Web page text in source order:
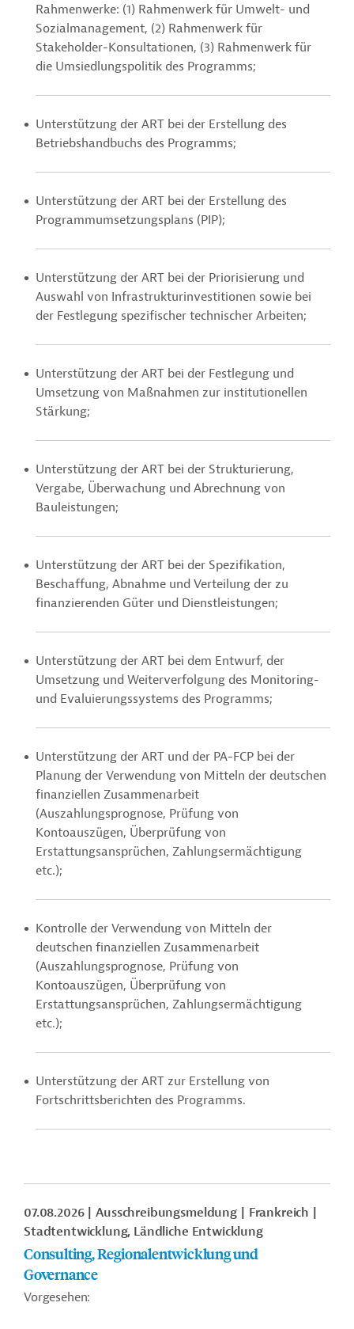
Rahmenwerke: (1) Rahmenwerk für Umwelt- und
Sozialmanagement, (2) Rahmenwerk für
Stakeholder-Konsultationen, (3) Rahmenwerk für
die Umsiedlungspolitik des Programms;
Unterstützung der ART bei der Erstellung des
Betriebshandbuchs des Programms;
Unterstützung der ART bei der Erstellung des
Programmumsetzungsplans (PIP);
Unterstützung der ART bei der Priorisierung und
Auswahl von Infrastrukturinvestitionen sowie bei
der Festlegung spezifischer technischer Arbeiten;
Unterstützung der ART bei der Festlegung und
Umsetzung von Maßnahmen zur institutionellen
Stärkung;
Unterstützung der ART bei der Strukturierung,
Vergabe, Überwachung und Abrechnung von
Bauleistungen;
Unterstützung der ART bei der Spezifikation,
Beschaffung, Abnahme und Verteilung der zu
finanzierenden Güter und Dienstleistungen;
Unterstützung der ART bei dem Entwurf, der
Umsetzung und Weiterverfolgung des Monitoring-
und Evaluierungssystems des Programms;
Unterstützung der ART und der PA-FCP bei der
Planung der Verwendung von Mitteln der deutschen
finanziellen Zusammenarbeit
(Auszahlungsprognose, Prüfung von
Kontoauszügen, Überprüfung von
Erstattungsansprüchen, Zahlungsermächtigung
etc.);
Kontrolle der Verwendung von Mitteln der
deutschen finanziellen Zusammenarbeit
(Auszahlungsprognose, Prüfung von
Kontoauszügen, Überprüfung von
Erstattungsansprüchen, Zahlungsermächtigung
etc.);
Unterstützung der ART zur Erstellung von
Fortschrittsberichten des Programms.
07.08.2026 Ausschreibungsmeldung
Frankreich
Stadtentwicklung, Ländliche Entwicklung
Consulting, Regionalentwicklung und
Governance
Vorgesehen: